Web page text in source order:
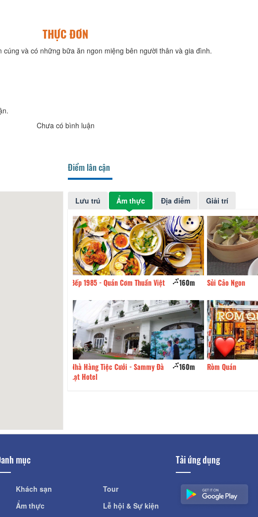
THỰC ĐƠN
cúng và có những bữa ăn ngon miệng bên người thân và gia đình.
Chưa có bình luận
Điểm lân cận
Lưu trú Ẩm thực Địa điểm Giải trí
Sủi Cảo Ngon 160m
Ròm Quán 160m
Carrot Restaurant
BBQ Mọ Tề
mục
Khách sạn
Ẩm thực
Tour
Lễ hội & Sự kiện
Tải ứng dụng